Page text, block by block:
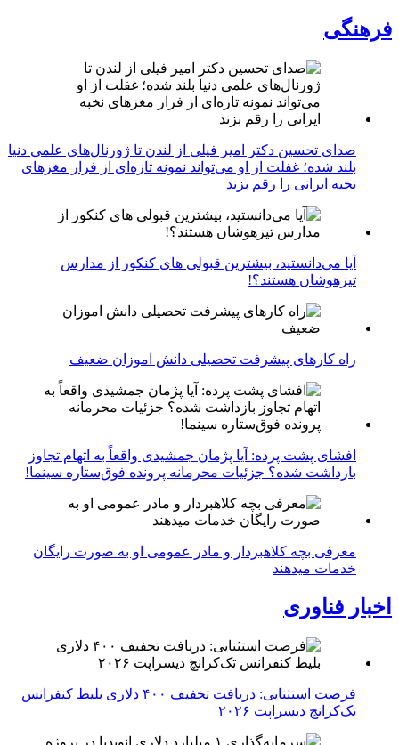
فرهنگی
صدای تحسین دکتر امیر فیلی از لندن تا ژورنال‌های علمی دنیا
بلند شده؛ غفلت از او می‌تواند نمونه تازه‌ای از فرار مغزهای
نخبه ایرانی را رقم بزند
آیا می‌دانستید، بیشترین قبولی های کنکور از مدارس
تیزهوشان هستند؟!
راه کارهای پیشرفت تحصیلی دانش اموزان ضعیف
افشای پشت پرده: آیا پژمان جمشیدی واقعاً به اتهام تجاوز
بازداشت شده؟ جزئیات محرمانه پرونده فوق‌ستاره سینما!
معرفی بچه کلاهبردار و مادر عمومی او به صورت رایگان
خدمات میدهند
اخبار فناوری
فرصت استثنایی: دریافت تخفیف ۴۰۰ دلاری بلیط کنفرانس
تک‌کرانچ دیسراپت ۲۰۲۶